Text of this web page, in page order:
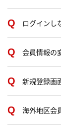
ログインし
会員情報の
新規登録画
海外地区会